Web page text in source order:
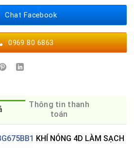
Chat Facebook
0969 80 6863
Thông tin thanh
toán
KHÍ NÓNG 4D LÀM SẠCH